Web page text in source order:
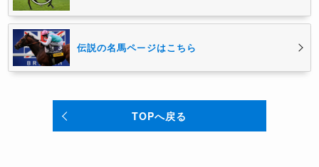
伝説の名馬ページはこちら
TOPへ戻る